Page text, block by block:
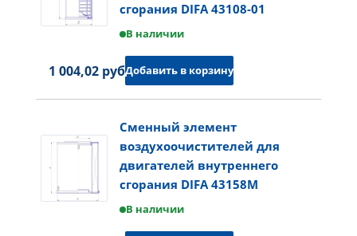
сгорания DIFA 43108-01
В наличии
1 004,02 руб.Добавить в корзину
Сменный элемент
воздухоочистителей для
двигателей внутреннего
сгорания DIFA 43158M
В наличии